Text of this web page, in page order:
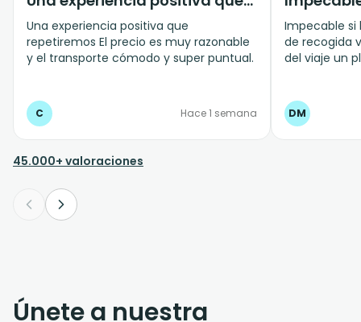
Una experiencia positiva que
repetiremos El precio es muy razonable
y el transporte cómodo y super puntual.
C Hace 1 semana
Impecable si
de recogida
del viaje un placer.
tiempo
DM
45.000+ valoraciones
Únete a nuestra